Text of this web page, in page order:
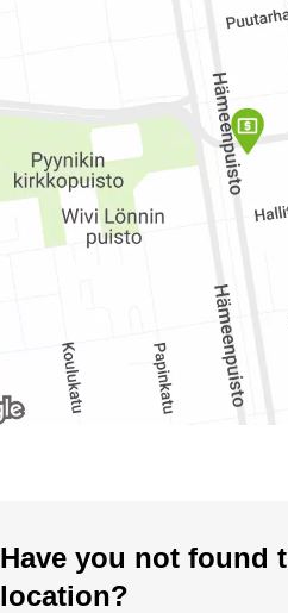
Have you not found
location?